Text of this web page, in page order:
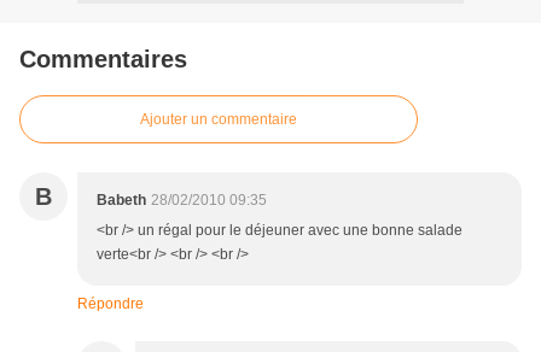
Commentaires
Ajouter un commentaire
B Babeth 28/02/2010 09:35
<br /> un régal pour le déjeuner avec une bonne salade
verte<br /> <br /> <br />
Répondre